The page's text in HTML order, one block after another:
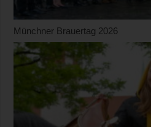
Münchner Brauertag 2026